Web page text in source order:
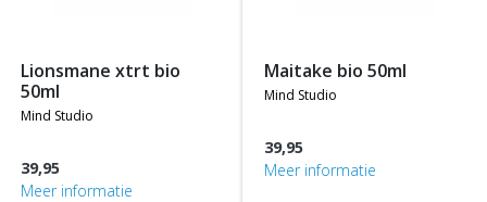
lionsmane xtrt bio
50ml
mind studio
39,95
Meer informatie
maitake bio 50ml
mind studio
39,95
Meer informatie